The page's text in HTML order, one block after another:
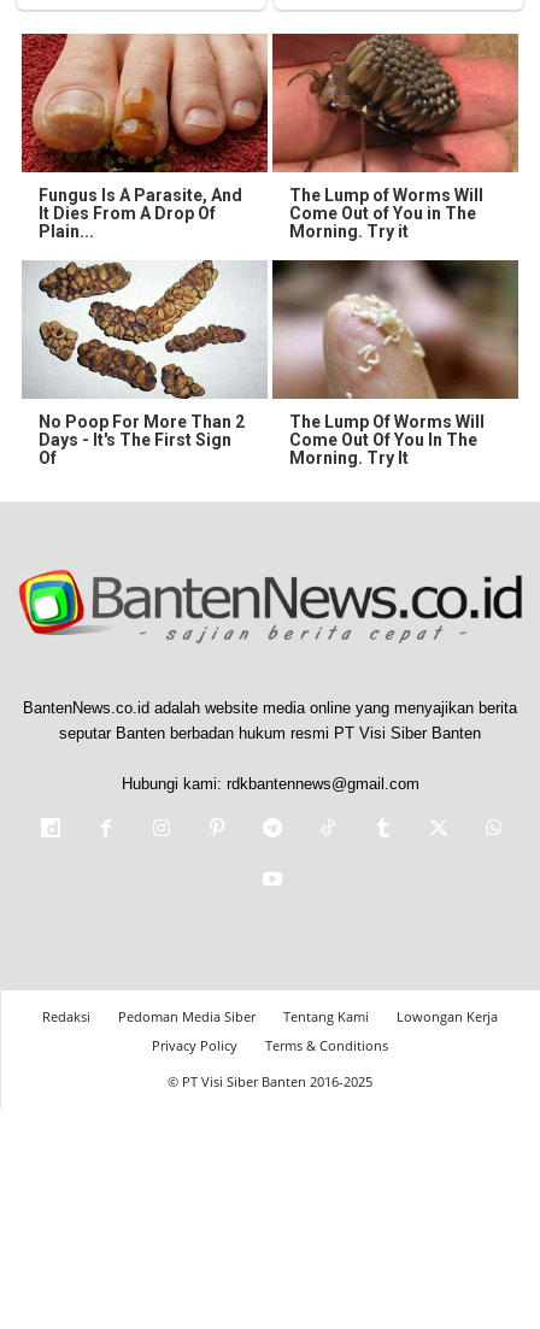
Fungus Is A Parasite, And
It Dies From A Drop Of
Plain...
The Lump of Worms Will
Come Out of You in The
Morning. Try it
No Poop For More Than 2
Days - It's The First Sign
Of
The Lump Of Worms Will
Come Out Of You In The
Morning. Try It
BantenNews.co.id adalah website media online yang menyajikan berita
seputar Banten berbadan hukum resmi PT Visi Siber Banten
Hubungi kami: rdkbantennews@gmail.com
Redaksi Pedoman Media Siber Tentang Kami
Lowongan Kerja
Privacy Policy
Terms & Conditions
© PT Visi Siber Banten 2016-2025